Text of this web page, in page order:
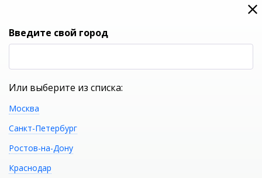
0
Введите свой город
Или выберите из списка:
Москва
Санкт-Петербург
Ростов-на-Дону
Краснодар